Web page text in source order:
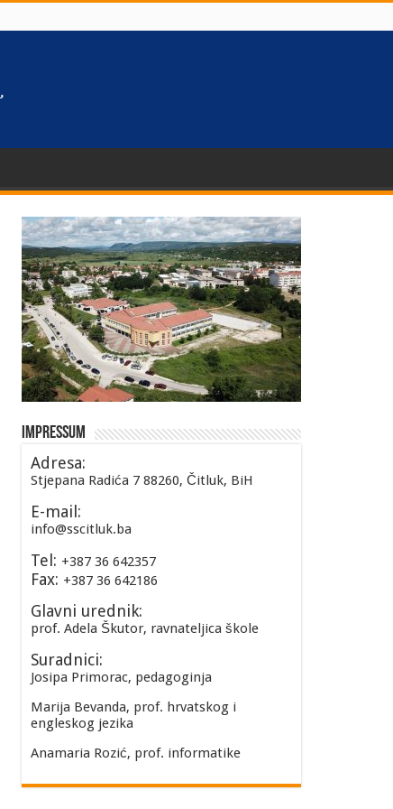
Impressum
Adresa:
Stjepana Radića 7 88260, Čitluk, BiH
E-mail:
info@sscitluk.ba
Tel: +387 36 642357
Fax: +387 36 642186
Glavni urednik:
prof. Adela Škutor, ravnateljica škole
Suradnici:
Josipa Primorac, pedagoginja
Marija Bevanda, prof. hrvatskog i
engleskog jezika
Anamaria Rozić, prof. informatike